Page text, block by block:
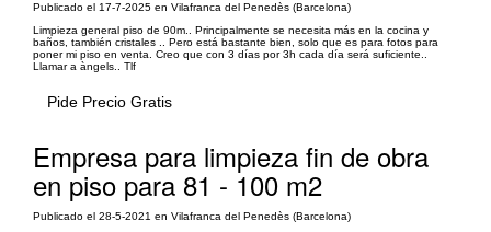
Publicado el 17-7-2025 en Vilafranca del Penedès (Barcelona)
Limpieza general piso de 90m.. Principalmente se necesita más en la cocina y
baños, también cristales .. Pero está bastante bien, solo que es para fotos para
poner mi piso en venta. Creo que con 3 días por 3h cada día será suficiente..
Llamar a àngels.. Tlf
Pide Precio Gratis
Empresa para limpieza fin de obra
en piso para 81 - 100 m2
Publicado el 28-5-2021 en Vilafranca del Penedès (Barcelona)